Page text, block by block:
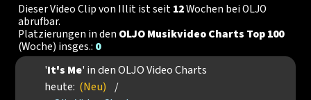
Dieser Video Clip von Illit ist seit12Wochen bei OLJO
abrufbar.
Platzierungen in den OLJO Musikvideo Charts Top 100
(Woche) insges.: 0
'It's Me' in den OLJO Video Charts
heute: (Neu)
/